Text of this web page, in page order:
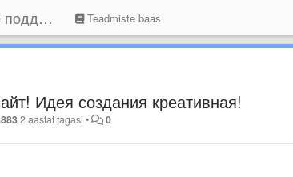
Joxi - сообщество поддержки Teadmiste baas
Идея создания креативная!
2 aastat tagasi • 0